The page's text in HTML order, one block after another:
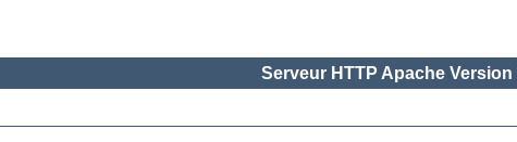
Serveur HTTP Apache Version